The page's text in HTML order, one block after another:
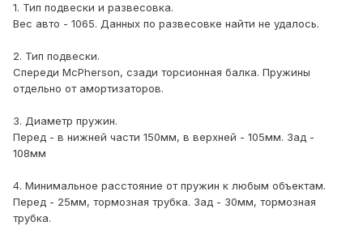
1. Тип подвески и развесовка.
Вес авто - 1065. Данных по развесовке найти не удалось.
2. Тип подвески.
Спереди McPherson, сзади торсионная балка. Пружины
отдельно от амортизаторов.
3. Диаметр пружин.
Перед - в нижней части 150мм, в верхней - 105мм. Зад -
108мм
4. Минимальное расстояние от пружин к любым объектам.
Перед - 25мм, тормозная трубка. Зад - 30мм, тормозная
трубка.